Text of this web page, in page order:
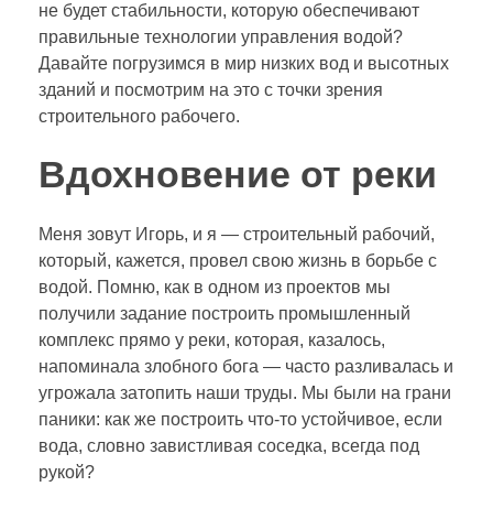
не будет стабильности, которую обеспечивают
правильные технологии управления водой?
Давайте погрузимся в мир низких вод и высотных
зданий и посмотрим на это с точки зрения
строительного рабочего.
Вдохновение от реки
Меня зовут Игорь, и я — строительный рабочий,
который, кажется, провел свою жизнь в борьбе с
водой. Помню, как в одном из проектов мы
получили задание построить промышленный
комплекс прямо у реки, которая, казалось,
напоминала злобного бога — часто разливалась и
угрожала затопить наши труды. Мы были на грани
паники: как же построить что-то устойчивое, если
вода, словно завистливая соседка, всегда под
рукой?